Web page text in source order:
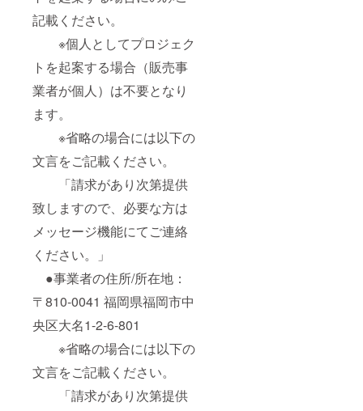
記載ください。
※個人としてプロジェク
トを起案する場合（販売事
業者が個人）は不要となり
ます。
※省略の場合には以下の
文言をご記載ください。
「請求があり次第提供
致しますので、必要な方は
メッセージ機能にてご連絡
ください。」
●事業者の住所/所在地：
〒810-0041 福岡県福岡市中
央区大名1-2-6-801
※省略の場合には以下の
文言をご記載ください。
「請求があり次第提供